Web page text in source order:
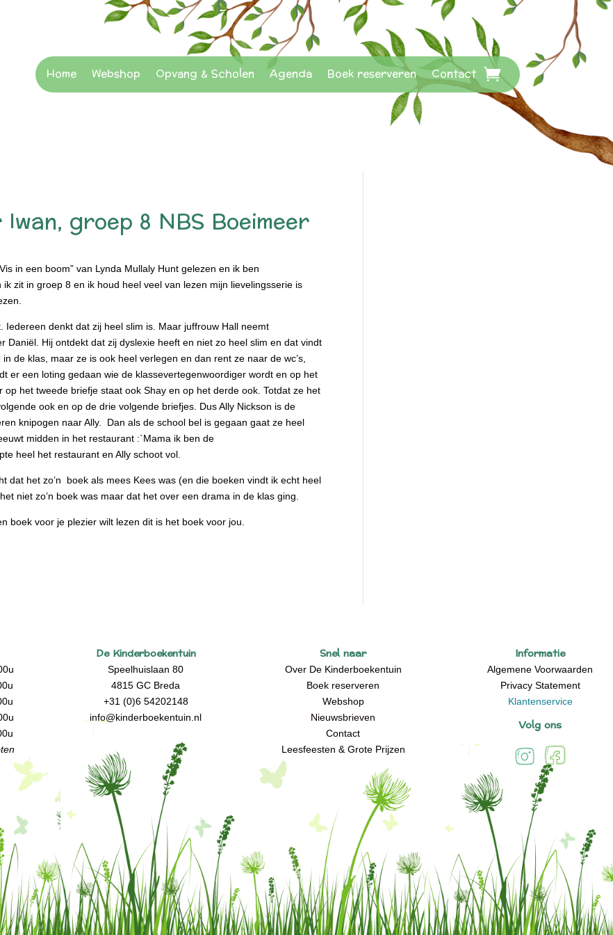
Home Webshop Opvang & Scholen Agenda Boek reserveren Contact
Iwan, groep 8 NBS Boeimeer
in een boom” van Lynda Mullaly Hunt gelezen en ik ben
zit in groep 8 en ik houd heel veel van lezen mijn lievelingsserie is
Iedereen denkt dat zij heel slim is. Maar juffrouw Hall neemt
Daniël. Hij ontdekt dat zij dyslexie heeft en niet zo heel slim en dat vindt
de klas, maar ze is ook heel verlegen en dan rent ze naar de wc’s,
er een loting gedaan wie de klassevertegenwoordiger wordt en op het
het tweede briefje staat ook Shay en op het derde ook. Totdat ze het
ook en op de drie volgende briefjes. Dus Ally Nickson is de
knipogen naar Ally. Dan als de school bel is gegaan gaat ze heel
midden in het restaurant :`Mama ik ben de
heel het restaurant en Ally schoot vol.
dat het zo’n boek als mees Kees was (en die boeken vindt ik echt heel
niet zo’n boek was maar dat het over een drama in de klas ging.
boek voor je plezier wilt lezen dit is het boek voor jou.
De Kinderboekentuin
Speelhuislaan 80
4815 GC Breda
+31 (0)6 54202148
info@kinderboekentuin.nl
Snel naar
Over De Kinderboekentuin
Boek reserveren
Webshop
Nieuwsbrieven
Contact
Leesfeesten & Grote Prijzen
Informatie
Algemene Voorwaarden
Privacy Statement
Klantenservice
Volg ons